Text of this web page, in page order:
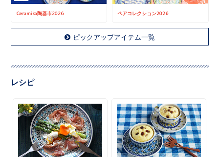
Ceramika陶器市2026 ペアコレクション2026
ピックアップアイテム一覧
レシピ